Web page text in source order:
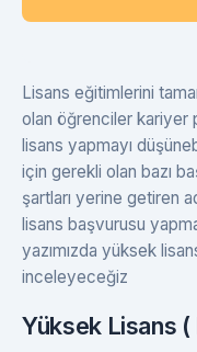
Lisans eğitimlerini
olan öğrenciler kariyer
lisans yapmayı
için gerekli olan bazı
şartları yerine getiren
lisans başvurusu
yazımızda yüksek
inceleyeceğiz
Yüksek Lisans